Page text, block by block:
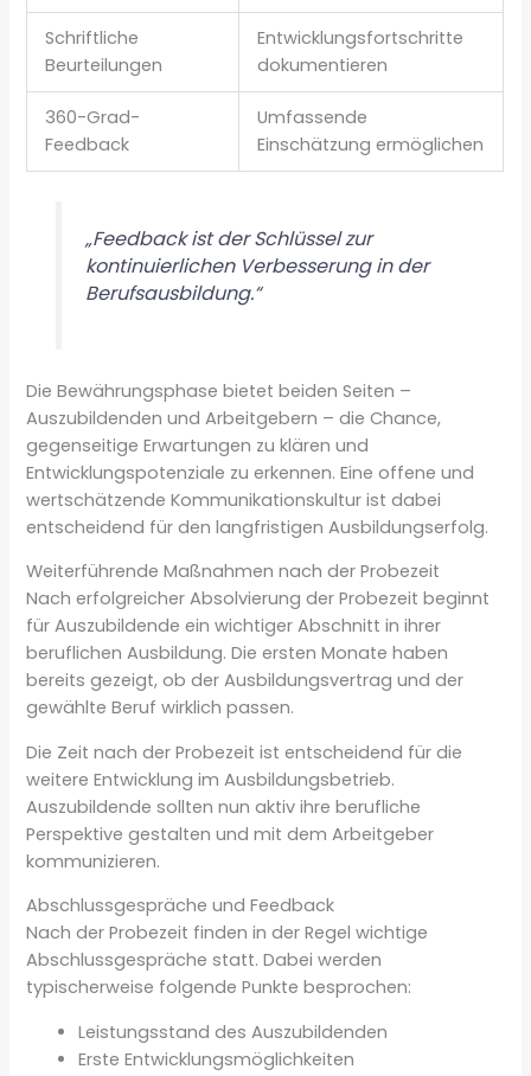
Schriftliche
Beurteilungen
Entwicklungsfortschritte
dokumentieren
360-Grad-
Feedback
Umfassende
Einschätzung ermöglichen
„Feedback ist der Schlüssel zur
kontinuierlichen Verbesserung in der
Berufsausbildung.“
Die Bewährungsphase bietet beiden Seiten –
Auszubildenden und Arbeitgebern – die Chance,
gegenseitige Erwartungen zu klären und
Entwicklungspotenziale zu erkennen. Eine offene und
wertschätzende Kommunikationskultur ist dabei
entscheidend für den langfristigen Ausbildungserfolg.
Weiterführende Maßnahmen nach der Probezeit
Nach erfolgreicher Absolvierung der Probezeit beginnt
für Auszubildende ein wichtiger Abschnitt in ihrer
beruflichen Ausbildung. Die ersten Monate haben
bereits gezeigt, ob der Ausbildungsvertrag und der
gewählte Beruf wirklich passen.
Die Zeit nach der Probezeit ist entscheidend für die
weitere Entwicklung im Ausbildungsbetrieb.
Auszubildende sollten nun aktiv ihre berufliche
Perspektive gestalten und mit dem Arbeitgeber
kommunizieren.
Abschlussgespräche und Feedback
Nach der Probezeit finden in der Regel wichtige
Abschlussgespräche statt. Dabei werden
typischerweise folgende Punkte besprochen:
Leistungsstand des Auszubildenden
Erste Entwicklungsmöglichkeiten